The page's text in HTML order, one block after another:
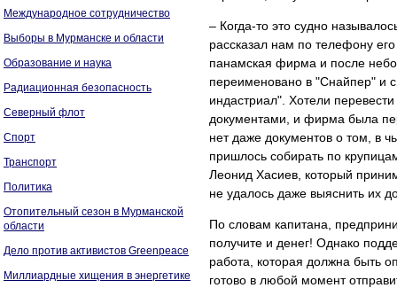
Международное сотрудничество
Выборы в Мурманске и области
Образование и наука
Радиационная безопасность
Северный флот
Спорт
Транспорт
Политика
Отопительный сезон в Мурманской
области
Дело против активистов Greenpeace
Миллиардные хищения в энергетике
– Когда-то это судно
рассказал нам по телефону
панамская фирма и после
переименовано в "Снайпер" и
индастриал". Хотели
документами, и фирма была
нет даже документов о том, в
пришлось собирать по
Леонид Хасиев, который
не удалось даже выяснить их
По словам капитана,
получите и денег! Однако
работа, которая должна быть
готово в любой момент